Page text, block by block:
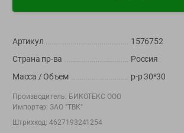
+375 44 560-60-61
Время работы Call-центра: Пн.- Пт. с 09.00 до
выходной
shop@green-market.by
Артикул
1576752
Страна пр-ва
Россия
Масса / Объем
р-р 30*30
Производитель: БИКОТЕКС ООО
Импортер: ЗАО "ТВК"
Штрихкод:4627193241254